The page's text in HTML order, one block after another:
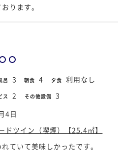
ります。
呂 3 朝食 4 夕食 利用なし
ス 2 その他設備 3
4日
ドツイン（喫煙）【25.4㎡】
ていて美味しかったです。